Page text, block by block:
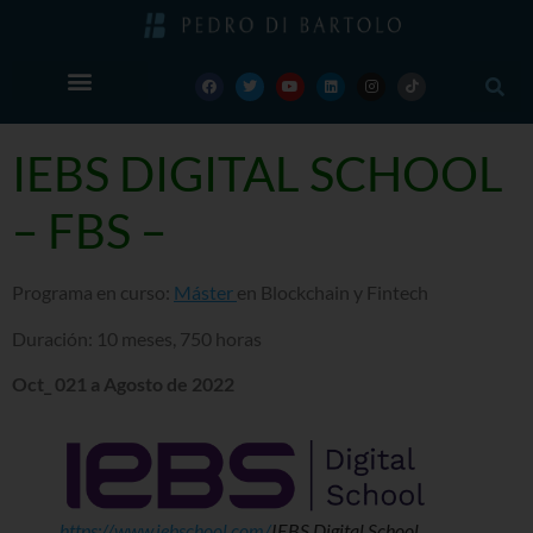
IEBS DIGITAL SCHOOL
– FBS –
Programa en curso: Máster en Blockchain y Fintech
Duración: 10 meses, 750 horas
Oct_ 021 a Agosto de 2022